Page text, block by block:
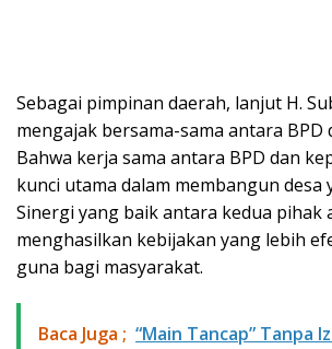
Sebagai pimpinan daerah, lanjut H.
mengajak bersama-sama antara BPD
Bahwa kerja sama antara BPD dan
kunci utama dalam membangun desa
Sinergi yang baik antara kedua pihak
menghasilkan kebijakan yang lebih
guna bagi masyarakat.
Baca Juga ; “Main Tancap” Tanpa